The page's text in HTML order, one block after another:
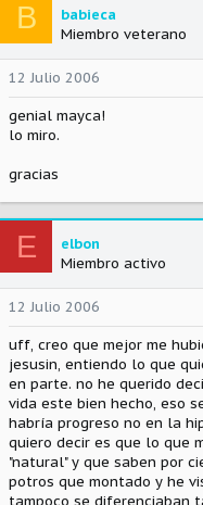
B
babieca
Miembro veterano
12 Julio 2006
genial mayca!
lo miro.
gracias
E
elbon
Miembro activo
12 Julio 2006
uff, creo que mejor me
jesusin, entiendo lo que
en parte. no he querido
vida este bien hecho, eso
habría progreso no en la
quiero decir es que lo que
"natural" y que saben por
potros que montado y he
tampoco se diferenciaban